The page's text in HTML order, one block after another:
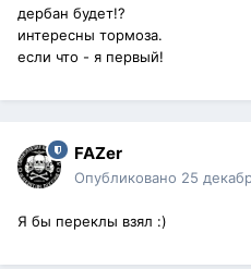
дербан будет!?
интересны тормоза.
если что - я первый!
FAZer
Опубликовано 25
Я бы переклы взял :)